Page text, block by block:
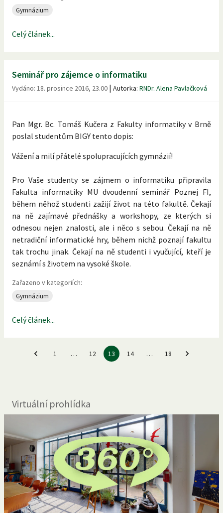
Gymnázium
Celý článek...
Seminář pro zájemce o informatiku
Vydáno: 18. prosince 2016, 23.00 | Autorka: RNDr. Alena Pavlačková
Pan Mgr. Bc. Tomáš Kučera z Fakulty informatiky v Brně
poslal studentům BIGY tento dopis:
Vážení a milí přátelé spolupracujících gymnázií!
Pro Vaše studenty se zájmem o informatiku připravila
Fakulta informatiky MU dvoudenní seminář Poznej FI,
během něhož studenti zažijí život na této fakultě. Čekají
na ně zajímavé přednášky a workshopy, ze kterých si
odnesou nejen znalosti, ale i něco s sebou. Čekají na ně
netradiční informatické hry, během nichž poznají fakultu
tak trochu jinak. Čekají na ně studenti i vyučující, kteří je
seznámí s životem na vysoké škole.
Zařazeno v kategoriích:
Gymnázium
Celý článek...
1 … 12 13 14 … 18
Virtuální prohlídka